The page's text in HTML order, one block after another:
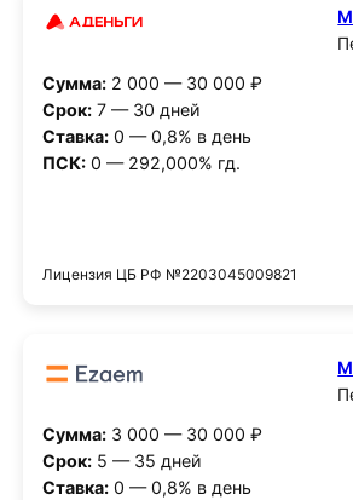
Сумма:2 000 — 30 000 ₽
Срок:7 — 30 дней
Ставка:0 — 0,8% в день
ПСК:0 — 292,000% гд.
Лицензия ЦБ РФ №2203045009821
Сумма:3 000 — 30 000 ₽
Срок:5 — 35 дней
Ставка:0 — 0,8% в день